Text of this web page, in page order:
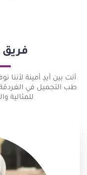
أنت بين أيدِ أمينة
طب التجميل في
للمثالية